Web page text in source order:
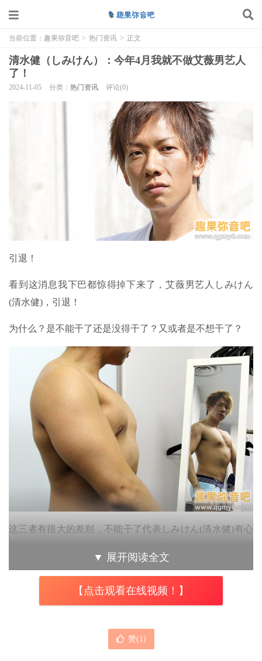
当前位置： 趣果弥音吧 > 热门资讯 > 正文
清水健（しみけん）：今年4月我就不做艾薇男艺人
了！
2024-11-05 分类： 热门资讯 评论(0)
引退！
看到这消息我下巴都惊得掉下来了，艾薇男艺人しみけん
(清水健)，引退！
为什么？是不能干了还是没得干了？又或者是不想干了？
这三者有很大的差别，不能干了代表しみけん(清水健)有心
是有其他原因不能用了，让しみけん(清水健)只能用引退来
找到其他的生财之道所以选择放弃艾薇男艺人这个大家都羡
从しみけん(清水健)和大家说再见的媒体，答案呼之欲出！
▼ 展开阅读全文
【点击观看在线视频！】
赞(1)